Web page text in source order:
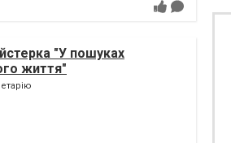
"У пошуках
життя"